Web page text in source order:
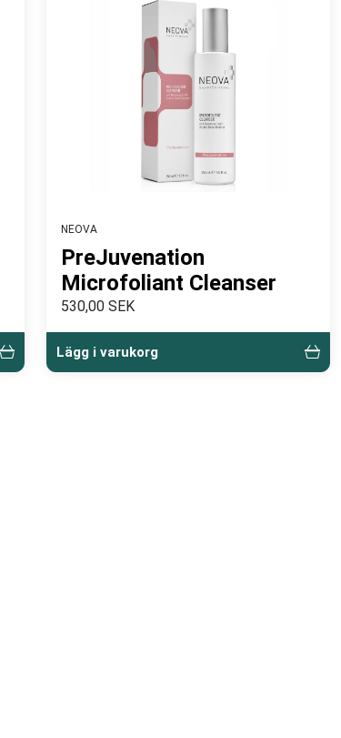
NEOVA
PreJuvenation
Microfoliant Cleanser
530,00 SEK
Lägg i varukorg